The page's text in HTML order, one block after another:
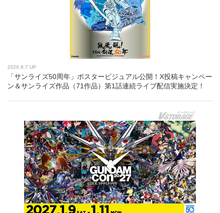
2026.8.7 UP
「サンライズ50周年」ポスタービジュアル公開！X投稿キャンペー
ン＆サンライズ作品（71作品）第1話連続ライブ配信実施決定！